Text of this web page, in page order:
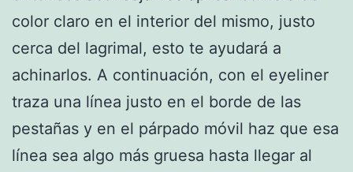
color claro en el interior del mismo, justo
cerca del lagrimal, esto te ayudará a
achinarlos. A continuación, con el eyeliner
traza una línea justo en el borde de las
pestañas y en el párpado móvil haz que esa
línea sea algo más gruesa hasta llegar al